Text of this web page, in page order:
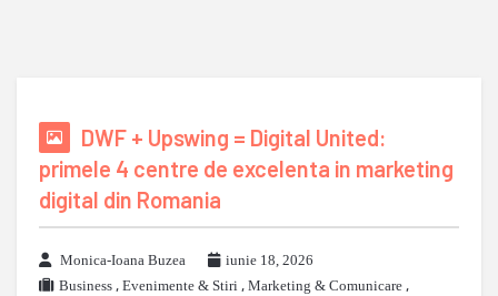
DWF + Upswing = Digital United:
primele 4 centre de excelenta in marketing
digital din Romania
Monica-Ioana Buzea
iunie 18, 2026
Business , Evenimente & Stiri , Marketing & Comunicare ,